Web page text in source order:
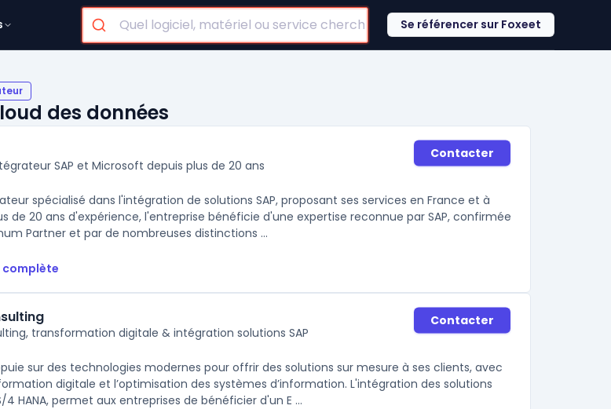
Se référencer sur Foxeet
des données
SAP et Microsoft depuis plus de 20 ans
Contacter
spécialisé dans l'intégration de solutions SAP, proposant ses services en France et à
de 20 ans d'expérience, l'entreprise bénéficie d'une expertise reconnue par SAP, confirmée
Partner et par de nombreuses distinctions ...
complète
Aymax Consulting, transformation digitale & intégration solutions SAP
Contacter
sur des technologies modernes pour offrir des solutions sur mesure à ses clients, avec
digitale et l’optimisation des systèmes d’information. L'intégration des solutions
4 HANA, permet aux entreprises de bénéficier d'un E ...